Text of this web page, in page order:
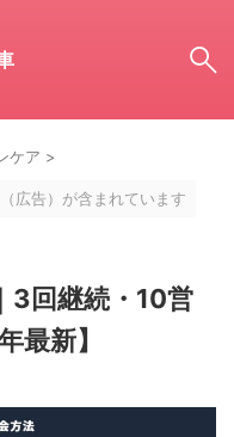
ケア >
広告）が含まれています
3回継続・10営
最新】